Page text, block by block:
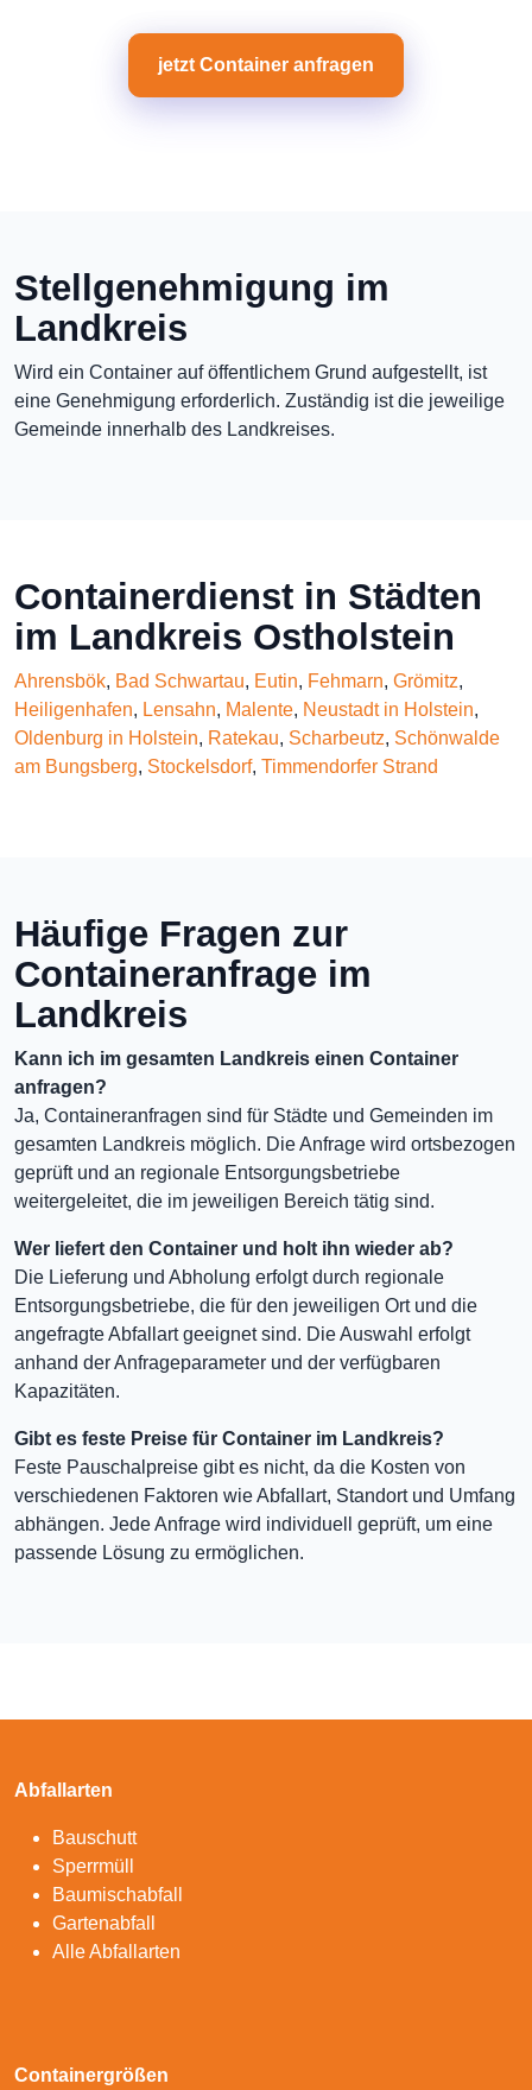
jetzt Container anfragen
Stellgenehmigung im
Landkreis
Wird ein Container auf öffentlichem Grund aufgestellt, ist
eine Genehmigung erforderlich. Zuständig ist die jeweilige
Gemeinde innerhalb des Landkreises.
Containerdienst in Städten
im Landkreis Ostholstein
Ahrensbök, Bad Schwartau, Eutin, Fehmarn, Grömitz,
Heiligenhafen, Lensahn, Malente, Neustadt in Holstein,
Oldenburg in Holstein, Ratekau, Scharbeutz, Schönwalde
am Bungsberg, Stockelsdorf, Timmendorfer Strand
Häufige Fragen zur
Containeranfrage im
Landkreis
Kann ich im gesamten Landkreis einen Container
anfragen?
Ja, Containeranfragen sind für Städte und Gemeinden im
gesamten Landkreis möglich. Die Anfrage wird ortsbezogen
geprüft und an regionale Entsorgungsbetriebe
weitergeleitet, die im jeweiligen Bereich tätig sind.
Wer liefert den Container und holt ihn wieder ab?
Die Lieferung und Abholung erfolgt durch regionale
Entsorgungsbetriebe, die für den jeweiligen Ort und die
angefragte Abfallart geeignet sind. Die Auswahl erfolgt
anhand der Anfrageparameter und der verfügbaren
Kapazitäten.
Gibt es feste Preise für Container im Landkreis?
Feste Pauschalpreise gibt es nicht, da die Kosten von
verschiedenen Faktoren wie Abfallart, Standort und Umfang
abhängen. Jede Anfrage wird individuell geprüft, um eine
passende Lösung zu ermöglichen.
Abfallarten
Bauschutt
Sperrmüll
Baumischabfall
Gartenabfall
Alle Abfallarten
Containergrößen